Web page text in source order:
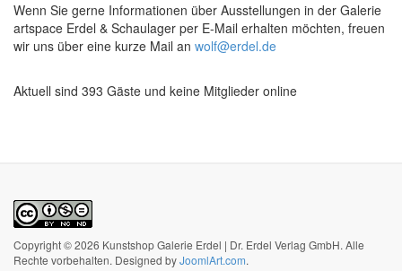
Wenn Sie gerne Informationen über Ausstellungen in der Galerie
artspace Erdel & Schaulager per E-Mail erhalten möchten, freuen
wir uns über eine kurze Mail an wolf@erdel.de
Aktuell sind 393 Gäste und keine Mitglieder online
Copyright © 2026 Kunstshop Galerie Erdel | Dr. Erdel Verlag GmbH. Alle
Rechte vorbehalten. Designed byJoomlArt.com.